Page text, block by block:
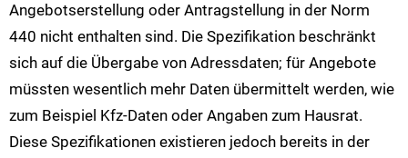
Angebotserstellung oder Antragstellung in der Norm
440 nicht enthalten sind. Die Spezifikation beschränkt
sich auf die Übergabe von Adressdaten; für Angebote
müssten wesentlich mehr Daten übermittelt werden, wie
zum Beispiel Kfz-Daten oder Angaben zum Hausrat.
Diese Spezifikationen existieren jedoch bereits in der